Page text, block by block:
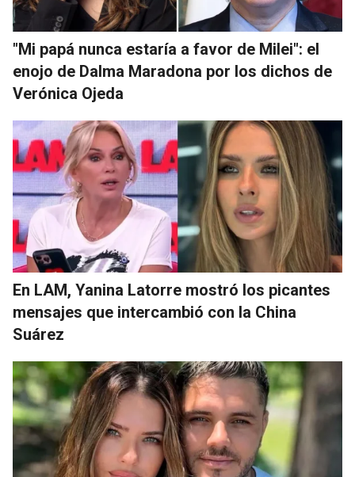
"Mi papá nunca estaría a favor de Milei": el
enojo de Dalma Maradona por los dichos de
Verónica Ojeda
En LAM, Yanina Latorre mostró los picantes
mensajes que intercambió con la China
Suárez